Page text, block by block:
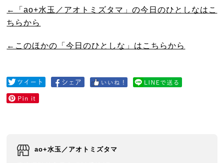
←「ao+水玉／アオトミズタマ」の今日のひとしなはこ
ちらから
←このほかの「今日のひとしな」はこちらから
ao+水玉／アオトミズタマ